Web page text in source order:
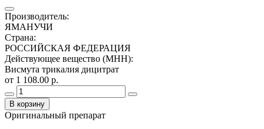
Производитель:
ЯМАНУЧИ
Страна:
РОССИЙСКАЯ ФЕДЕРАЦИЯ
Действующее вещество (МНН):
Висмута трикалия дицитрат
от 1 108.00 р.
В корзину
Оригинальный препарат